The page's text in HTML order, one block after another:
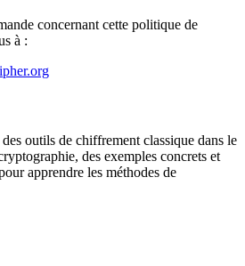
concernant cette politique de
à :
outils de chiffrement classique dans le
des exemples concrets et
apprendre les méthodes de